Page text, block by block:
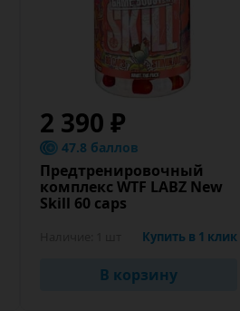
2 390 ₽
47.8 баллов
Предтренировочный
комплекс WTF LABZ New
Skill 60 caps
Купить в 1 клик
В корзину